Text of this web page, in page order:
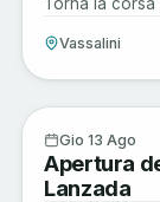
Vassalini
Arte e Cultura
Gio 13 Ago
Apertura
Lanzada